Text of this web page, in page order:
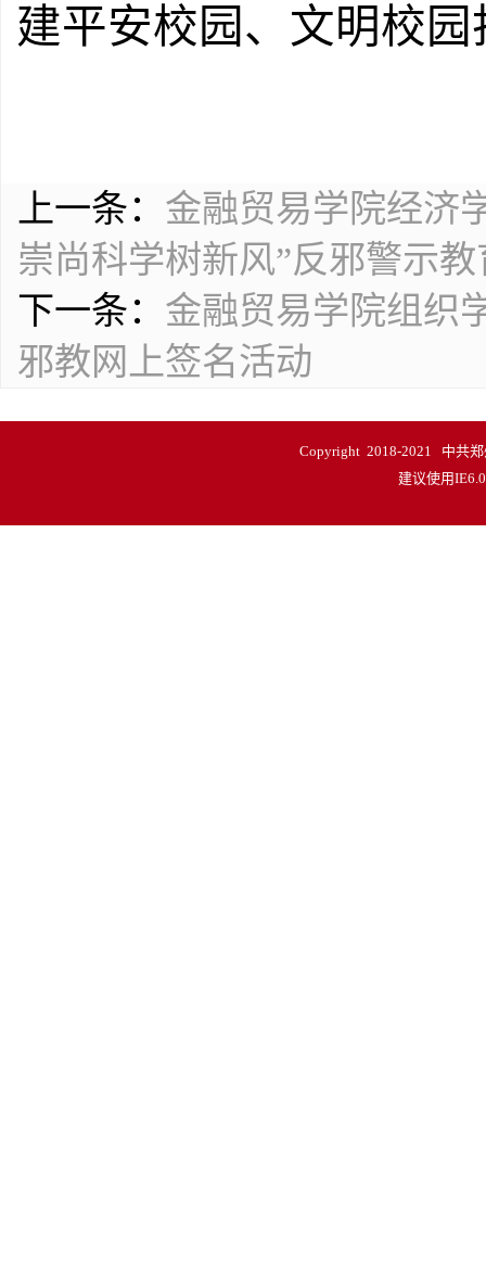
建平安校园、文明校
上一条： 金融贸易学院经济
崇尚科学树新风”反邪警示
下一条： 金融贸易学院组织
邪教网上签名活动
Copyright 2018-2021 中共
建议使用IE6.0以